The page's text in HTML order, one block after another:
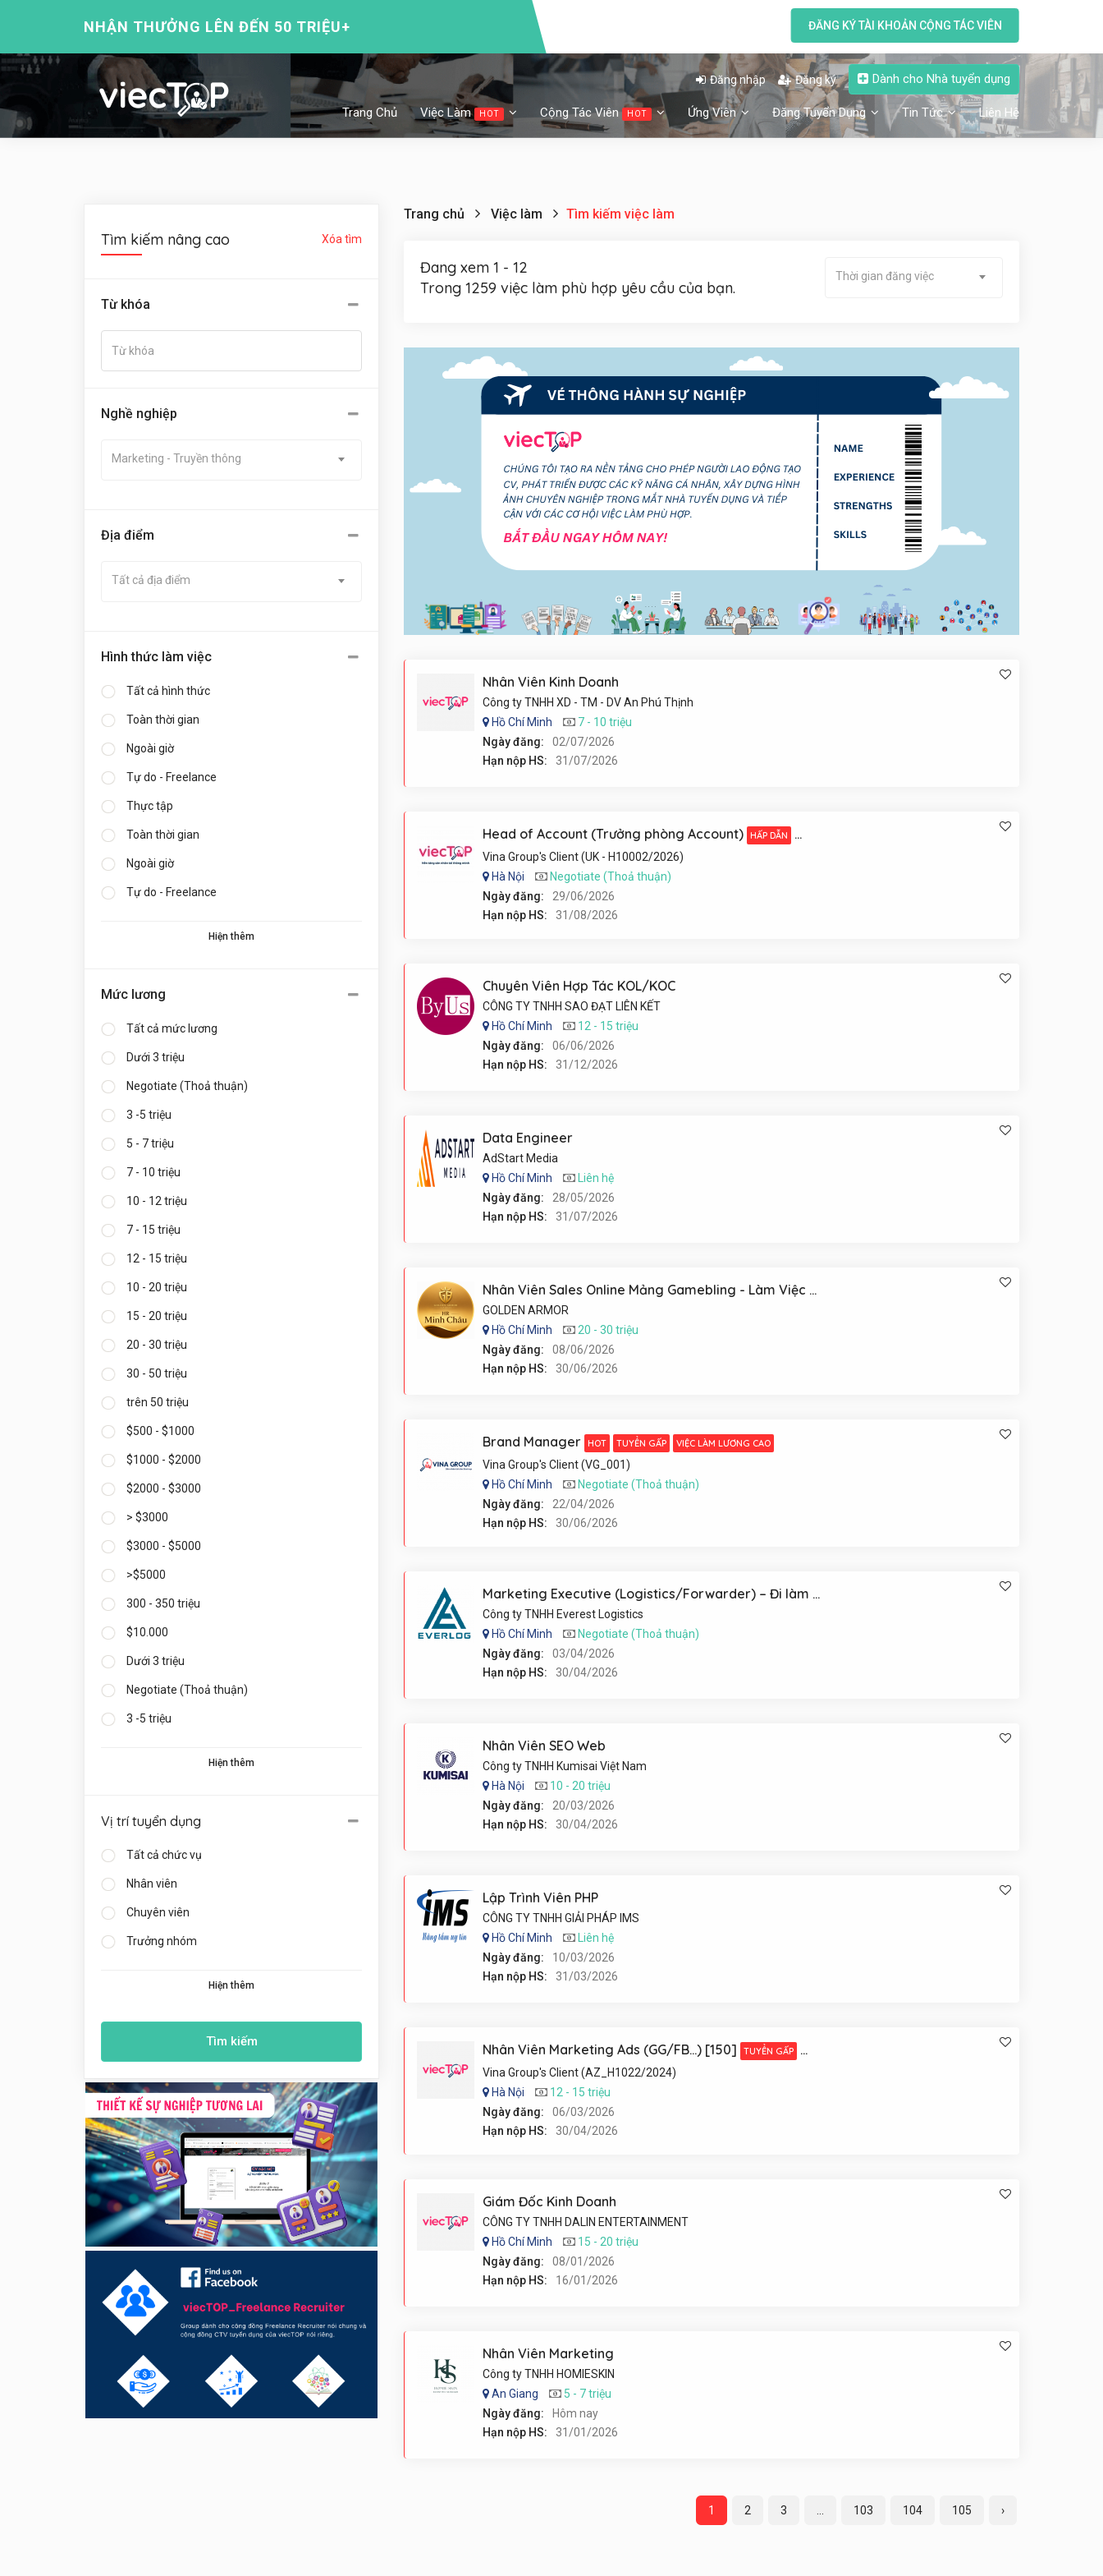
NHẬN THƯỞNG LÊN ĐẾN 50 TRIỆU+ ĐĂNG KÝ TÀI KHOẢN CỘNG TÁC VIÊN
Đăng nhập Đăng ký Dành cho Nhà tuyển dụng
Trang Chủ Việc Làm HOT Cộng Tác Viên HOT Ứng Viên Đăng Tuyển Dụng Tin Tức Liên Hệ
Tìm kiếm nâng cao Xóa tìm
Từ khóa
Nghề nghiệp
Marketing - Truyền thông
Địa điểm
Tất cả địa điểm
Hình thức làm việc
Tất cả hình thức
Toàn thời gian
Ngoài giờ
Tự do - Freelance
Thực tập
Toàn thời gian
Ngoài giờ
Tự do - Freelance
Hiện thêm
Mức lương
Tất cả mức lương
Dưới 3 triệu
Negotiate (Thoả thuận)
3 -5 triệu
5 - 7 triệu
7 - 10 triệu
10 - 12 triệu
7 - 15 triệu
12 - 15 triệu
10 - 20 triệu
15 - 20 triệu
20 - 30 triệu
30 - 50 triệu
trên 50 triệu
$500 - $1000
$1000 - $2000
$2000 - $3000
> $3000
$3000 - $5000
>$5000
300 - 350 triệu
$10.000
Dưới 3 triệu
Negotiate (Thoả thuận)
3 -5 triệu
Hiện thêm
Vị trí tuyển dụng
Tất cả chức vụ
Nhân viên
Chuyên viên
Trưởng nhóm
Hiện thêm
Trang chủ Việc làm Tìm kiếm việc làm
Đang xem 1 - 12
Trong 1259 việc làm phù hợp yêu cầu của bạn.
Thời gian đăng việc
Nhân Viên Kinh Doanh
Công ty TNHH XD - TM - DV An Phú Thịnh
Hồ Chí Minh
7 - 10 triệu
Ngày đăng:
02/07/2026
Hạn nộp HS:
31/07/2026
Head of Account (Trưởng phòng Account) HẤP DẪN TUYỂN GẤP
Vina Group's Client (UK - H10002/2026)
Hà Nội
Negotiate (Thoả thuận)
Ngày đăng:
29/06/2026
Hạn nộp HS:
31/08/2026
Chuyên Viên Hợp Tác KOL/KOC
CÔNG TY TNHH SAO ĐẠT LIÊN KẾT
Hồ Chí Minh
12 - 15 triệu
Ngày đăng:
06/06/2026
Hạn nộp HS:
31/12/2026
Data Engineer
AdStart Media
Hồ Chí Minh
Liên hệ
Ngày đăng:
28/05/2026
Hạn nộp HS:
31/07/2026
Nhân Viên Sales Online Mảng Gamebling - Làm Việc Tại Nhà
GOLDEN ARMOR
Hồ Chí Minh
20 - 30 triệu
Ngày đăng:
08/06/2026
Hạn nộp HS:
30/06/2026
Brand Manager HOT TUYỂN GẤP VIỆC LÀM LƯƠNG CAO
Vina Group's Client (VG_001)
Hồ Chí Minh
Negotiate (Thoả thuận)
Ngày đăng:
22/04/2026
Hạn nộp HS:
30/06/2026
Marketing Executive (Logistics/Forwarder) – Đi làm ngay tại Everest Logistics
Công ty TNHH Everest Logistics
Hồ Chí Minh
Negotiate (Thoả thuận)
Ngày đăng:
03/04/2026
Hạn nộp HS:
30/04/2026
Nhân Viên SEO Web
Công ty TNHH Kumisai Việt Nam
Hà Nội
10 - 20 triệu
Ngày đăng:
20/03/2026
Hạn nộp HS:
30/04/2026
Lập Trình Viên PHP
CÔNG TY TNHH GIẢI PHÁP IMS
Hồ Chí Minh
Liên hệ
Ngày đăng:
10/03/2026
Hạn nộp HS:
31/03/2026
Nhân Viên Marketing Ads (GG/FB...) [150] TUYỂN GẤP VIỆC LÀM LƯƠNG CAO
Vina Group's Client (AZ_H1022/2024)
Hà Nội
12 - 15 triệu
Ngày đăng:
06/03/2026
Hạn nộp HS:
30/04/2026
Giám Đốc Kinh Doanh
CÔNG TY TNHH DALIN ENTERTAINMENT
Hồ Chí Minh
15 - 20 triệu
Ngày đăng:
08/01/2026
Hạn nộp HS:
16/01/2026
Nhân Viên Marketing
Công ty TNHH HOMIESKIN
An Giang
5 - 7 triệu
Ngày đăng:
Hôm nay
Hạn nộp HS:
31/01/2026
1 2 3 103 104 105 ›